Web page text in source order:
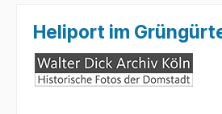
Heliport im